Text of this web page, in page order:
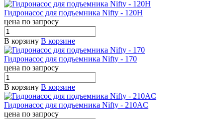
Гидронасос для подъемника Nifty - 120H
цена по запросу
В корзину В корзине
Гидронасос для подъемника Nifty - 170
цена по запросу
В корзину В корзине
Гидронасос для подъемника Nifty - 210AC
цена по запросу